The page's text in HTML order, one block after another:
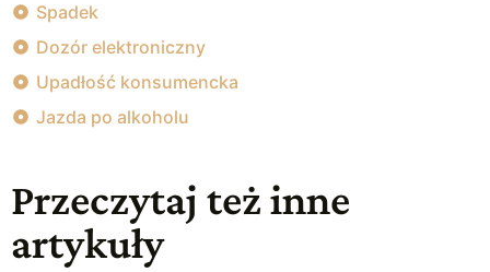
Spadek
Dozór elektroniczny
Upadłość konsumencka
Jazda po alkoholu
Przeczytaj też inne
artykuły